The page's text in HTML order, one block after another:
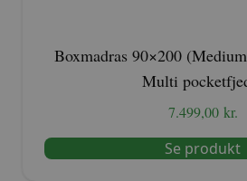
Boxmadras 90×200
Multi
7.499,00 kr.
Se produkt